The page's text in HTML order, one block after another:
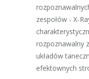
zespołów - X-
rozpoznawalny
układów
efektownych